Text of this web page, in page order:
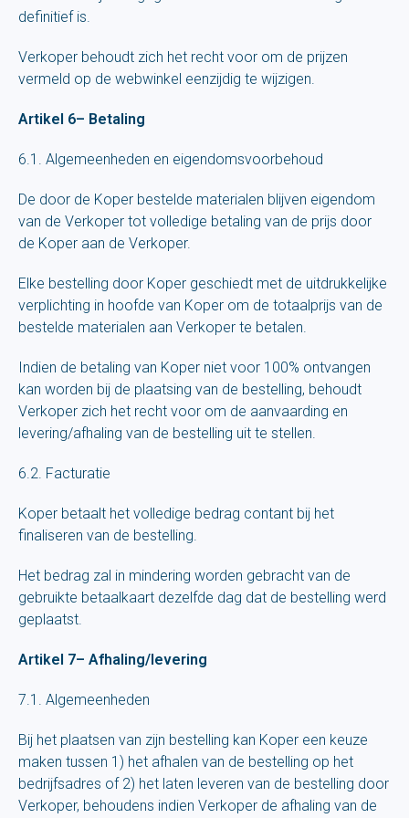
definitief is.
Verkoper behoudt zich het recht voor om de prijzen
vermeld op de webwinkel eenzijdig te wijzigen.
Artikel 6– Betaling
6.1. Algemeenheden en eigendomsvoorbehoud
De door de Koper bestelde materialen blijven eigendom
van de Verkoper tot volledige betaling van de prijs door
de Koper aan de Verkoper.
Elke bestelling door Koper geschiedt met de uitdrukkelijke
verplichting in hoofde van Koper om de totaalprijs van de
bestelde materialen aan Verkoper te betalen.
Indien de betaling van Koper niet voor 100% ontvangen
kan worden bij de plaatsing van de bestelling, behoudt
Verkoper zich het recht voor om de aanvaarding en
levering/afhaling van de bestelling uit te stellen.
6.2. Facturatie
Koper betaalt het volledige bedrag contant bij het
finaliseren van de bestelling.
Het bedrag zal in mindering worden gebracht van de
gebruikte betaalkaart dezelfde dag dat de bestelling werd
geplaatst.
Artikel 7– Afhaling/levering
7.1. Algemeenheden
Bij het plaatsen van zijn bestelling kan Koper een keuze
maken tussen 1) het afhalen van de bestelling op het
bedrijfsadres of 2) het laten leveren van de bestelling door
Verkoper, behoudens indien Verkoper de afhaling van de